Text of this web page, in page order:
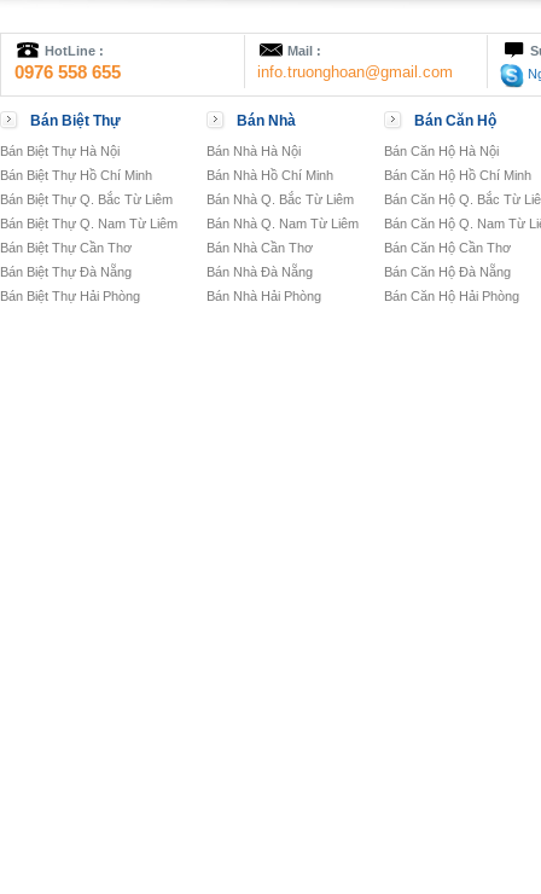
HotLine :
0976 558 655
Mail :
info.truonghoan@gmail.com
Bán Biệt Thự
Bán Biệt Thự Hà Nội
Bán Biệt Thự Hồ Chí Minh
Bán Biệt Thự Q. Bắc Từ Liêm
Bán Biệt Thự Q. Nam Từ Liêm
Bán Biệt Thự Cần Thơ
Bán Biệt Thự Đà Nẵng
Bán Biệt Thự Hải Phòng
Bán Nhà
Bán Nhà Hà Nội
Bán Nhà Hồ Chí Minh
Bán Nhà Q. Bắc Từ Liêm
Bán Nhà Q. Nam Từ Liêm
Bán Nhà Cần Thơ
Bán Nhà Đà Nẵng
Bán Nhà Hải Phòng
Bán Căn Hộ
Bán Căn Hộ Hà Nội
Bán Căn Hộ Hồ Chí Minh
Bán Căn Hộ Q. Bắc Từ
Bán Căn Hộ Q. Nam Từ
Bán Căn Hộ Cần Thơ
Bán Căn Hộ Đà Nẵng
Bán Căn Hộ Hải Phòng